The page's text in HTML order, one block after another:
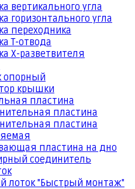
вертикального угла
горизонтального угла
переходника
Т-отвода
Х-разветвителя
опорный
крышки
пластина
пластина
пластина
пластина на дно
соединитель
лоток "Быстрый монтаж"